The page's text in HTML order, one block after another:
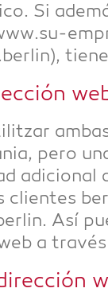
Si
pero
cli­entes
Así
a